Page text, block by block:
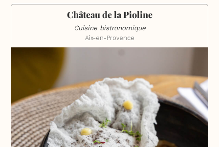
Château de la Pioline
Cuisine bistronomique
Aix-en-Provence